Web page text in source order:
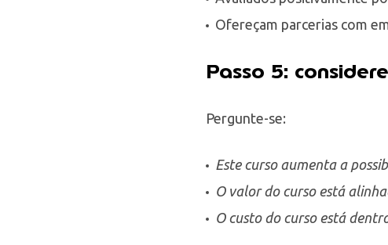
Ofereçam parcerias com
Passo 5:
Pergunte-se:
Este curso aumenta a
O valor do curso está
O custo do curso está